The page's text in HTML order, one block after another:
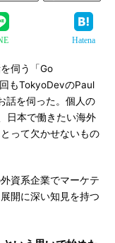
Hatena
伺う「Go
もTokyoDevのPaul
話を伺った。個人の
日本で働きたい海外
って欠かせないもの
資系企業でマーケテ
開に深い知見を持つ